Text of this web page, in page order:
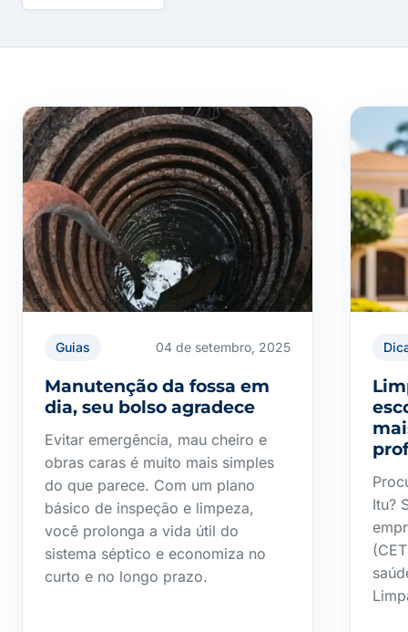
Guias 04 de setembro, 2025
Manutenção da fossa em
dia, seu bolso agradece
Evitar emergência, mau cheiro e
obras caras é muito mais simples
do que parece. Com um plano
básico de inspeção e limpeza,
você prolonga a vida útil do
sistema séptico e economiza no
curto e no longo prazo.
Itu?